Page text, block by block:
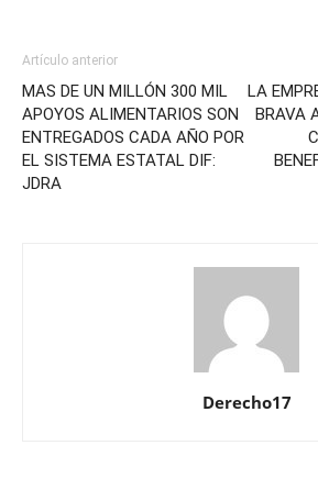
Artículo anterior
MAS DE UN MILLÓN 300 MIL
APOYOS ALIMENTARIOS SON
ENTREGADOS CADA AÑO POR
EL SISTEMA ESTATAL DIF:
JDRA
LA
BRAVA
Derecho17